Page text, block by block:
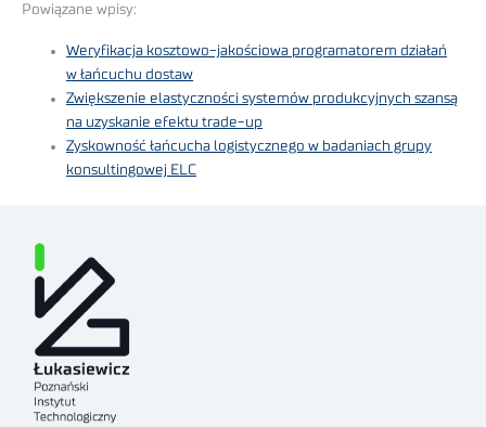
Powiązane wpisy:
Weryfikacja kosztowo-jakościowa programatorem działań
w łańcuchu dostaw
Zwiększenie elastyczności systemów produkcyjnych szansą
na uzyskanie efektu trade-up
Zyskowność łańcucha logistycznego w badaniach grupy
konsultingowej ELC